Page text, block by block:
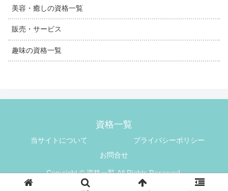
美容・癒しの資格一覧
販売・サービス
趣味の資格一覧
資格一覧
当サイトについて
プライバシーポリシー
お問合せ
Copyright © 資格一覧 All Rights Reserved.